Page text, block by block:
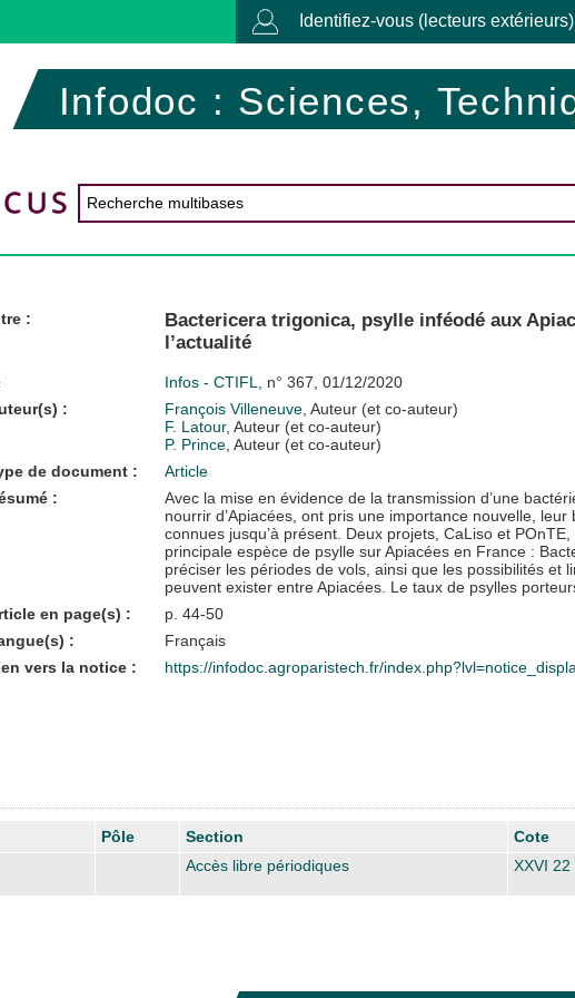
Identifiez-vous (lecteurs extérieurs)
Infodoc : Sciences,
:
Bactericera trigonica, psylle inféodé aux
l’actualité
Infos - CTIFL
, n° 367, 01/12/2020
:
François Villeneuve, Auteur (et co-auteur)
F. Latour, Auteur (et co-auteur)
P. Prince, Auteur (et co-auteur)
de document :
Article
:
Avec la mise en évidence de la transmission d’une
nourrir d’Apiacées, ont pris une importance nouvelle,
connues jusqu’à présent. Deux projets, CaLiso et
principale espèce de psylle sur Apiacées en France :
préciser les périodes de vols, ainsi que les possibilités et
peuvent exister entre Apiacées. Le taux de psylles
en page(s) :
p. 44-50
:
Français
vers la notice :
https://infodoc.agroparistech.fr/
Pôle Section Cote
Accès libre périodiques XXVI 22